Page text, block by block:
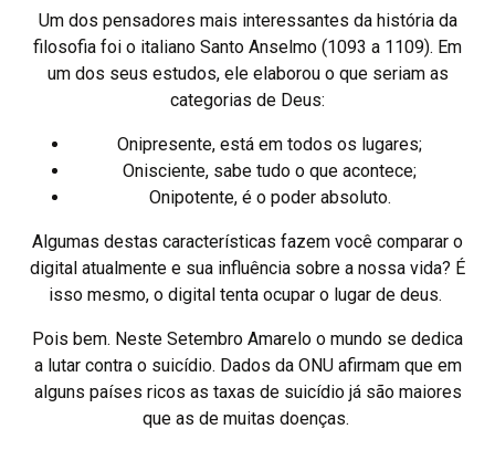
Um dos pensadores mais interessantes da história da
filosofia foi o italiano Santo Anselmo (1093 a 1109). Em
um dos seus estudos, ele elaborou o que seriam as
categorias de Deus:
Onipresente, está em todos os lugares;
Onisciente, sabe tudo o que acontece;
Onipotente, é o poder absoluto.
Algumas destas características fazem você comparar o
digital atualmente e sua influência sobre a nossa vida? É
isso mesmo, o digital tenta ocupar o lugar de deus.
Pois bem. Neste Setembro Amarelo o mundo se dedica
a lutar contra o suicídio. Dados da ONU afirmam que em
alguns países ricos as taxas de suicídio já são maiores
que as de muitas doenças.